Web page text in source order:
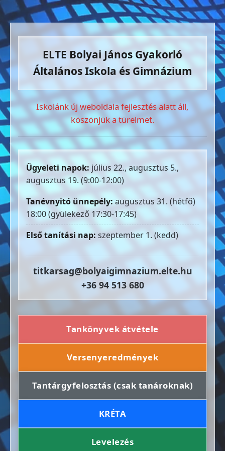
ELTE Bolyai János Gyakorló
Általános Iskola és Gimnázium
Iskolánk új weboldala fejlesztés alatt áll,
köszönjük a türelmet.
Ügyeleti napok: július 22., augusztus 5.,
augusztus 19. (9:00-12:00)
Tanévnyitó ünnepély: augusztus 31. (hétfő)
18:00 (gyülekező 17:30-17:45)
Első tanítási nap: szeptember 1. (kedd)
titkarsag@bolyaigimnazium.elte.hu
+36 94 513 680
Tankönyvek átvétele
Versenyeredmények
Tantárgyfelosztás (csak tanároknak)
KRÉTA
Levelezés